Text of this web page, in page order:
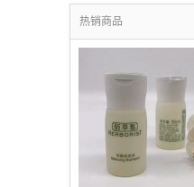
热销商品